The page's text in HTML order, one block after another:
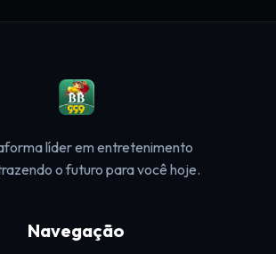
líder em entretenimento
o futuro para você hoje.
Navegação